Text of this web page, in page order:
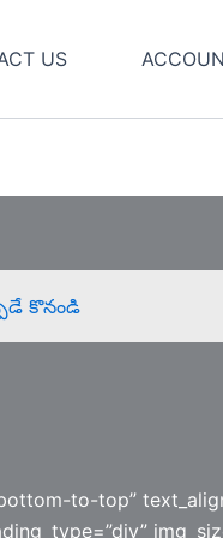
US
కొనండి
to-top”